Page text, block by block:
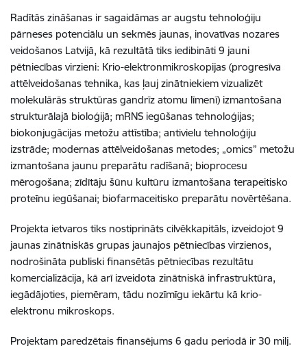
Radītās zināšanas ir sagaidāmas ar augstu tehnoloģiju
pārneses potenciālu un sekmēs jaunas, inovatīvas nozares
veidošanos Latvijā, kā rezultātā tiks iedibināti 9 jauni
pētniecības virzieni: Krio-elektronmikroskopijas (progresīva
attēlveidošanas tehnika, kas ļauj zinātniekiem vizualizēt
molekulārās struktūras gandrīz atomu līmenī) izmantošana
strukturālajā bioloģijā; mRNS iegūšanas tehnoloģijas;
biokonjugācijas metožu attīstība; antivielu tehnoloģiju
izstrāde; modernas attēlveidošanas metodes; „omics” metožu
izmantošana jaunu preparātu radīšanā; bioprocesu
mērogošana; zīdītāju šūnu kultūru izmantošana terapeitisko
proteīnu iegūšanai; biofarmaceitisko preparātu novērtēšana.
Projekta ietvaros tiks nostiprināts cilvēkkapitāls, izveidojot 9
jaunas zinātniskās grupas jaunajos pētniecības virzienos,
nodrošināta publiski finansētās pētniecības rezultātu
komercializācija, kā arī izveidota zinātniskā infrastruktūra,
iegādājoties, piemēram, tādu nozīmīgu iekārtu kā krio-
elektronu mikroskops.
Projektam paredzētais finansējums 6 gadu periodā ir 30 milj.